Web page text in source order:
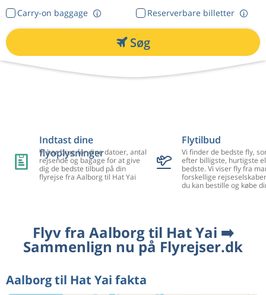
Reserverbare billetter
Carry-on baggage
Søg
Indtast dine
flyoplysninger
Vi har brug for dine datoer, antal
rejsende og bagage for at give
dig de bedste tilbud på din
flyrejse fra Aalborg til Hat Yai
Flytilbud
Vi finder de bedste fly,
efter billigste, hurtigste
bedste. Vi viser fly fra
forskellige
du kan bestille og købe
Flyv fra Aalborg til Hat Yai ➡️
Sammenlign nu på Flyrejser.dk
Aalborg til Hat Yai fakta